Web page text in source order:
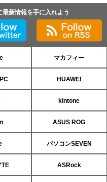
新情報を手に入れよう
マカフィー
HUAWEI
kintone
ASUS ROG
パソコンSEVEN
ASRock